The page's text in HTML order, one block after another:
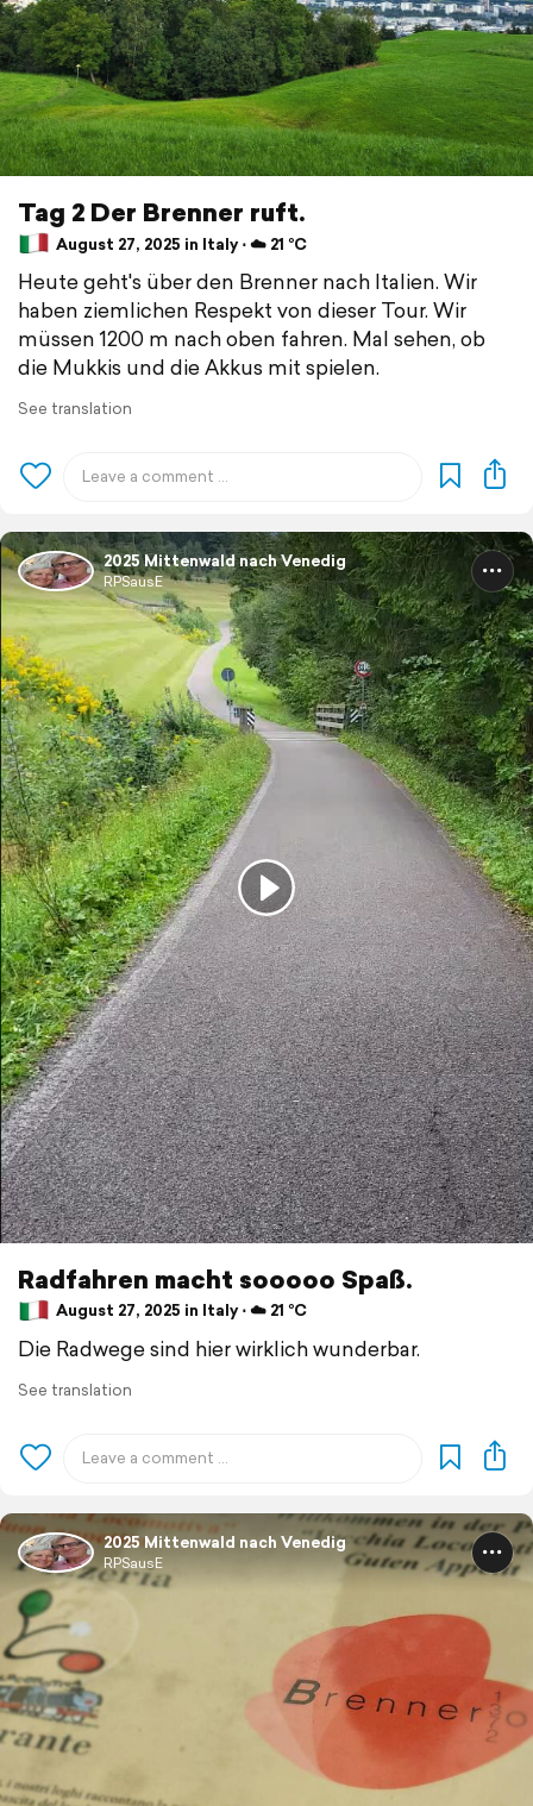
Tag 2 Der Brenner ruft.
August 27, 2025 in Italy ⋅ ☁️ 21 °C
Heute geht's über den Brenner nach Italien. Wir
haben ziemlichen Respekt von dieser Tour. Wir
müssen 1200 m nach oben fahren. Mal sehen, ob
die Mukkis und die Akkus mit spielen.
See translation
2025 Mittenwald nach Venedig
RPSausE
Radfahren macht sooooo Spaß.
August 27, 2025 in Italy ⋅ ☁️ 21 °C
Die Radwege sind hier wirklich wunderbar.
See translation
2025 Mittenwald nach Venedig
RPSausE